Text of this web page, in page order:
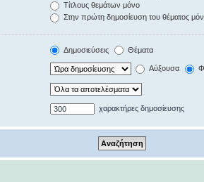
Τίτλους θεμάτων μόνο
Στην πρώτη δημοσίευση του θέματος
Δημοσιεύσεις Θέματα
Αύξουσα
χαρακτήρες δημοσίευσης